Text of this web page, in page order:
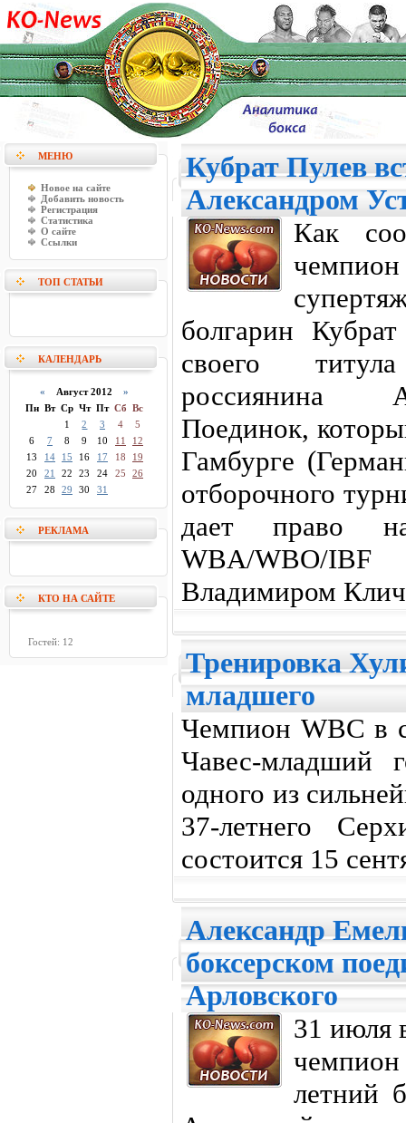
МЕНЮ
Новое на сайте
Добавить новость
Регистрация
Статистика
О сайте
Ссылки
ТОП СТАТЬИ
КАЛЕНДАРЬ
« Август 2012 »
Пн Вт Ср Чт Пт Сб Вс
1
2 3 4
5
6
7 8 9 10 11
12
13
14 15 16 17 18
19
20
21 22 23 24 25
26
27
28 29 30 31
РЕКЛАМА
КТО НА САЙТЕ
Гостей: 12
Кубрат Пулев
Александром
Как
болгарин
своего
россиянина
Поединок,
Гамбурге
отборочного
дает право
WBA/WBO/
Владимиром
Тренировка
младшего
Чемпион WBC в
Чавес-младший
одного из
37-летнего
состоится 15
Александр
боксерском
Арловского
31 июля
летний